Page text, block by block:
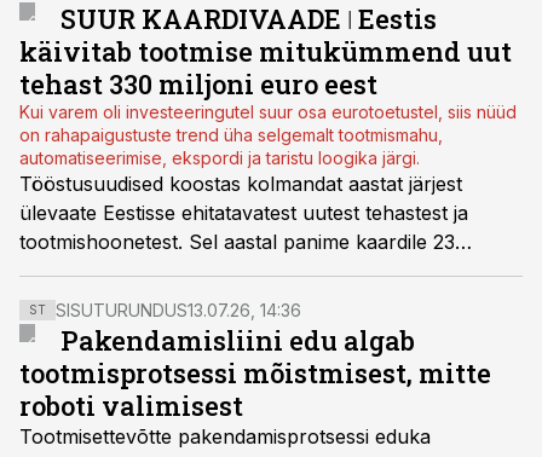
SUUR KAARDIVAADE ǀ Eestis
käivitab tootmise mitukümmend uut
tehast 330 miljoni euro eest
Kui varem oli investeeringutel suur osa eurotoetustel, siis nüüd
on rahapaigustuste trend üha selgemalt tootmismahu,
automatiseerimise, ekspordi ja taristu loogika järgi.
Tööstusuudised koostas kolmandat aastat järjest
ülevaate Eestisse ehitatavatest uutest tehastest ja
tootmishoonetest. Sel aastal panime kaardile 23
projekti, millest pea kõik on juba ehitus- või
valmimisfaasis. Mullu oli kaardil 28 uut tehast ja 2024.
aastal 18.
ST SISUTURUNDUS13.07.26, 14:36
Pakendamisliini edu algab
tootmisprotsessi mõistmisest, mitte
roboti valimisest
Tootmisettevõtte pakendamisprotsessi eduka